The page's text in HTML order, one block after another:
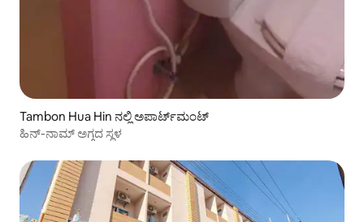
Tambon Hua Hin ನಲ್ಲಿ ಅಪಾರ್ಟ್‌ಮಂಟ್
ಹಿನ್-ನಾಮ್ ಅಗ್ಗದ ಸ್ಥಳ